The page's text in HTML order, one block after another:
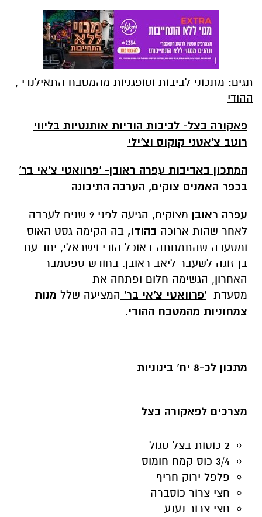
תגים: מתכוני לביבות וסופגניות מהמטבח התאילנדי ,
ההודי
פאקורה בצל- לביבות הודיות אותנטיות בליווי
רוטב צ'אטני קוקוס וצ'ילי
המתכון באדיבות עפרה ראובן- 'פרוואטי צ'אי בר'
בכפר האמנים צוקים, הערבה התיכונה
עפרה ראובן
מצוקים, הגיעה לפני 9 שנים לערבה
לאחר שהות ארוכה בהודו, בה הקימה גסט האוס
ומסעדה שהתמחתה באוכל הודי וישראלי, יחד עם
בן זוגה לשעבר ליאב ראובן. בחודש ספטמבר
האחרון, הגשימה חלום ופתחה את
מסעדת 'פרוואטי צ'אי בר' המציעה שלל מנות
צמחוניות מהמטבח ההודי.
מתכון לכ-8 יח' בינוניות
מצרכים לפאקורה בצל
2 כוסות בצל סגול
3/4 כוס קמח חומוס
פלפל ירוק חריף
חצי צרור כוסברה
חצי צרור נענע